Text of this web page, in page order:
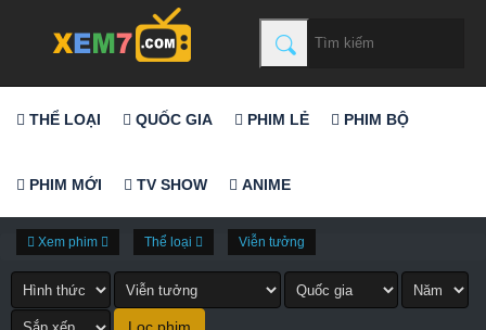
THỂ LOẠI QUỐC GIA PHIM LẺ PHIM BỘ
PHIM MỚI TV SHOW ANIME
Xem phim Thể loại Viễn tưởng